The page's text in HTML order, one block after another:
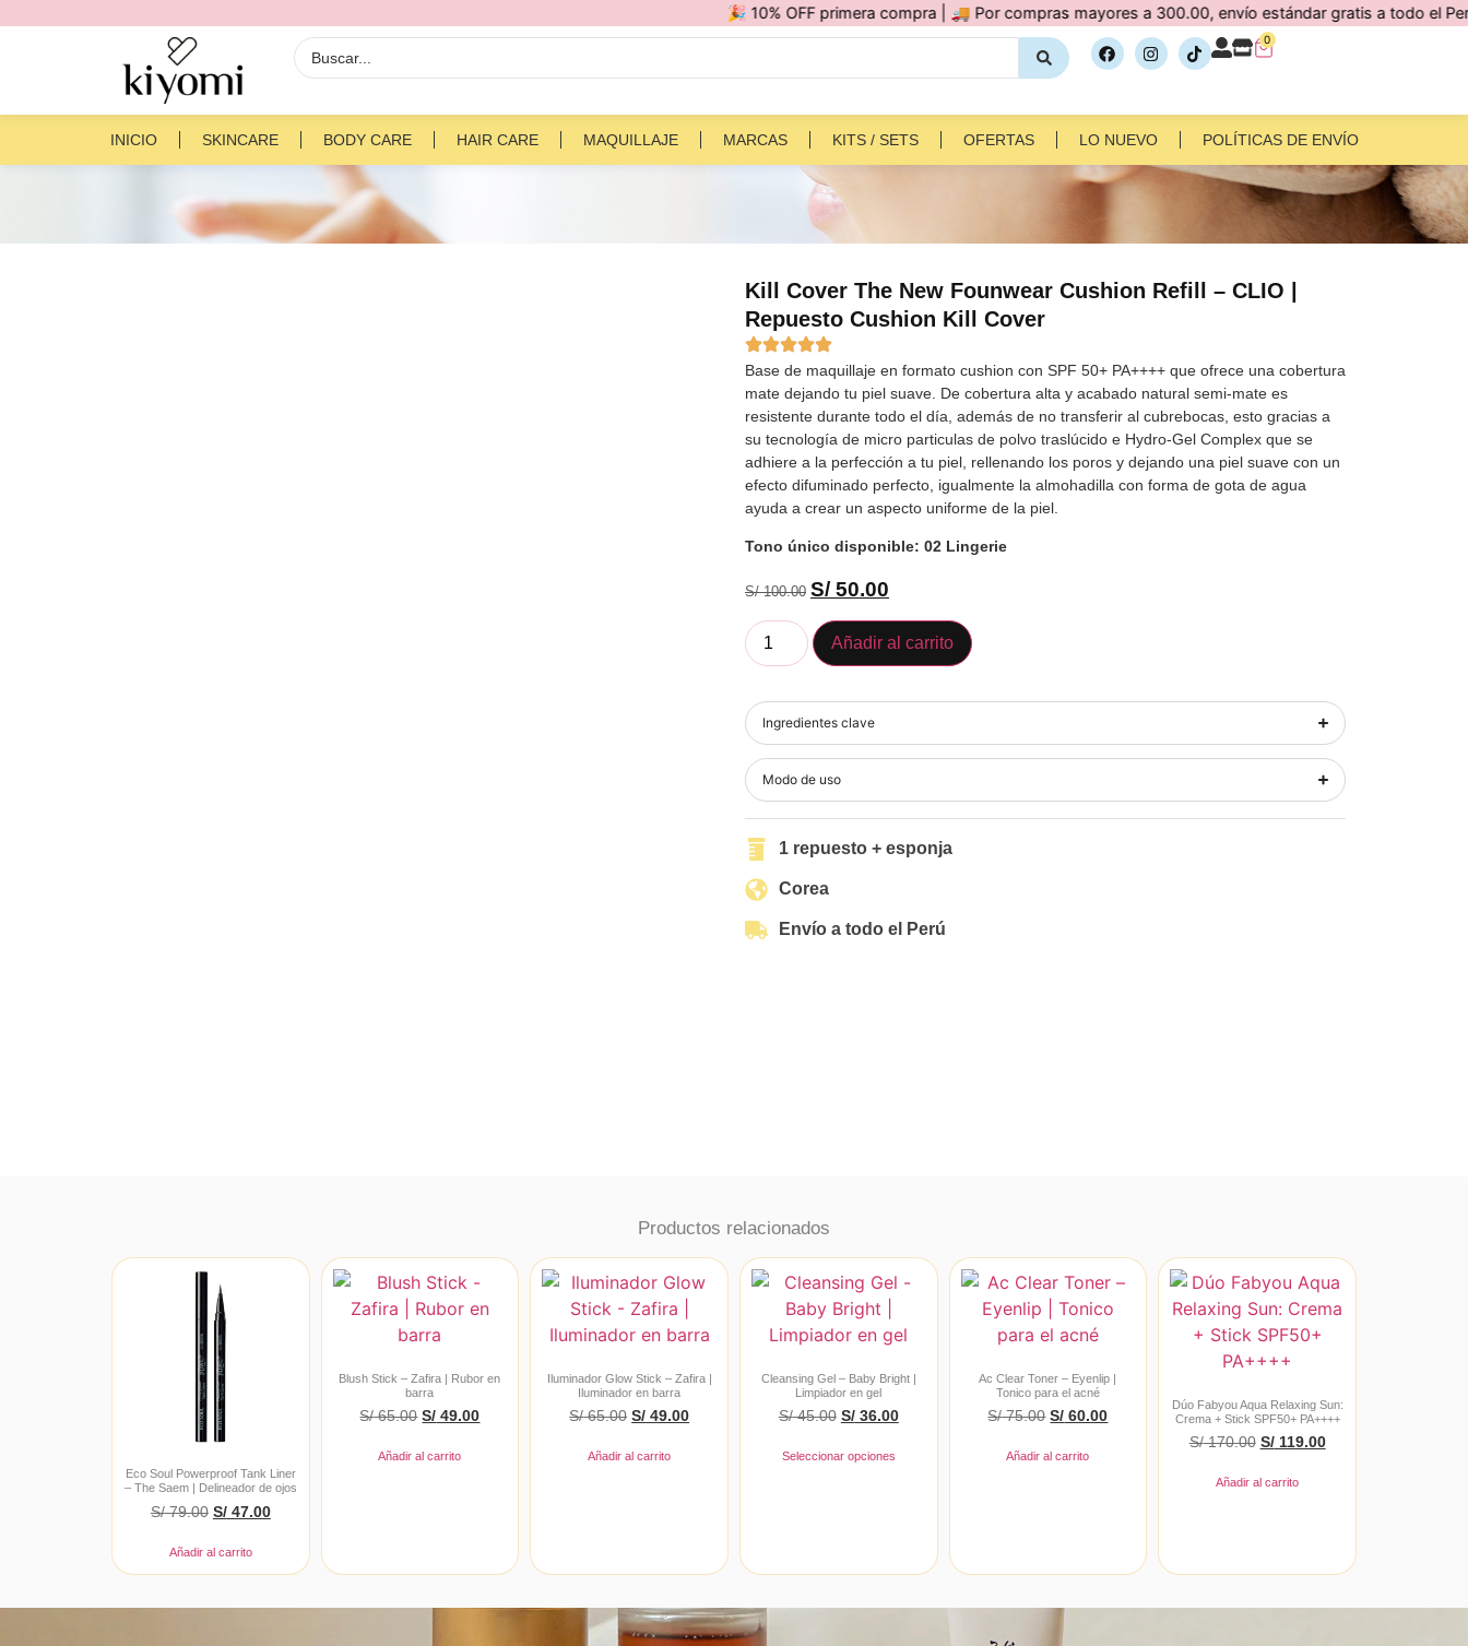
🎉 10% OFF primera compra | 🚚 Por compras mayores a 300.00, envío estándar gratis a todo el Perú 🇵🇪
0
INICIO SKINCARE BODY CARE HAIR CARE MAQUILLAJE MARCAS KITS / SETS OFERTAS LO NUEVO POLÍTICAS DE ENVÍO
Kill Cover The New Founwear Cushion Refill – CLIO |
Repuesto Cushion Kill Cover
Base de maquillaje en formato cushion con SPF 50+ PA++++ que ofrece una cobertura
mate dejando tu piel suave. De cobertura alta y acabado natural semi-mate es
resistente durante todo el día, además de no transferir al cubrebocas, esto gracias a
su tecnología de micro particulas de polvo traslúcido e Hydro-Gel Complex que se
adhiere a la perfección a tu piel, rellenando los poros y dejando una piel suave con un
efecto difuminado perfecto, igualmente la almohadilla con forma de gota de agua
ayuda a crear un aspecto uniforme de la piel.
Tono único disponible: 02 Lingerie
S/100.00 S/ 50.00
Añadir al carrito
Ingredientes clave
Modo de uso
1 repuesto + esponja
Corea
Envío a todo el Perú
Productos relacionados
Eco Soul Powerproof Tank Liner
– The Saem | Delineador de ojos
S/79.00 S/47.00
Añadir al carrito
Blush Stick – Zafira | Rubor en
barra
S/65.00 S/ 49.00
Añadir al carrito
Iluminador Glow Stick – Zafira |
Iluminador en barra
S/65.00 S/ 49.00
Añadir al carrito
Cleansing Gel – Baby Bright |
Limpiador en gel
S/45.00 S/36.00
Seleccionar opciones
Ac Clear Toner – Eyenlip |
Tonico para el acné
S/75.00 S/ 60.00
Añadir al carrito
Dúo Fabyou Aqua Relaxing Sun:
Crema + Stick SPF50+ PA++++
S/170.00 S/119.00
Añadir al carrito